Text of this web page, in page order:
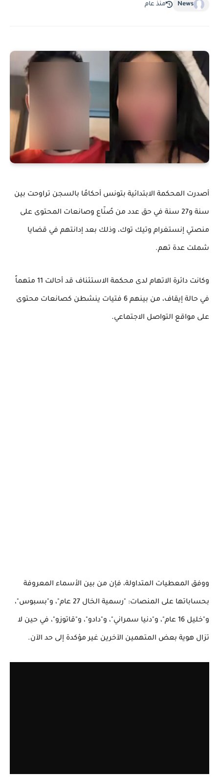
News منذ عام
أصدرت المحكمة الابتدائية بتونس أحكامًا بالسجن تراوحت بين
سنة و27 سنة في حق عدد من صُنّاع وصانعات المحتوى على
منصتي إنستغرام وتيك توك، وذلك بعد إدانتهم في قضايا
شملت عدة تهم.
وكانت دائرة الاتهام لدى محكمة الاستئناف قد أحالت 11 متهماً
في حالة إيقاف، من بينهم 6 فتيات ينشطن كصانعات محتوى
على مواقع التواصل الاجتماعي.
ووفق المعطيات المتداولة، فإن من بين الأسماء المعروفة
بحساباتها على المنصات: "رسمية الخال 27 عام"، و"بسبوس"،
و"خليل 16 عام"، و"دنيا سمراني"، و"دادو"، و"قاتوزو"، في حين لا
تزال هوية بعض المتهمين الآخرين غير مؤكدة إلى حد الآن.